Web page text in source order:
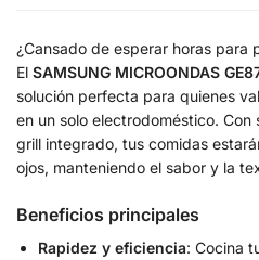
¿Cansado de esperar horas para
El SAMSUNG MICROONDAS
solución perfecta para quienes
en un solo electrodoméstico.
grill integrado, tus comidas
ojos, manteniendo el sabor y la
Beneficios principales
Rapidez y eficiencia: Cocina